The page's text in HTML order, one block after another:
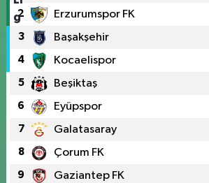
2 Erzurumspor FK
3 Başakşehir
4 Kocaelispor
5 Beşiktaş
6 Eyüpspor
7 Galatasaray
8 Çorum FK
9 Gaziantep FK